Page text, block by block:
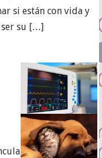
si están con vida y
ser su […]